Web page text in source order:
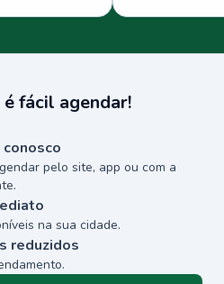
fácil agendar!
pelo site, app ou com a
na sua cidade.
reduzidos